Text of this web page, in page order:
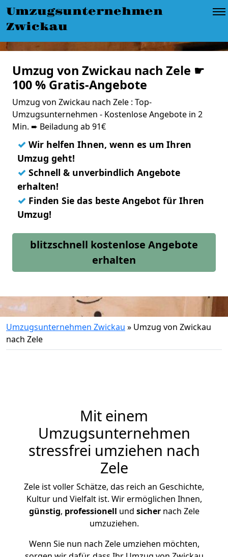
Umzugsunternehmen
Zwickau
Umzug von Zwickau nach Zele ☛
100 % Gratis-Angebote
Umzug von Zwickau nach Zele : Top-
Umzugsunternehmen - Kostenlose Angebote in 2
Min. ➨ Beiladung ab 91€
✓ Wir helfen Ihnen, wenn es um Ihren
Umzug geht!
✓ Schnell & unverbindlich Angebote
erhalten!
✓ Finden Sie das beste Angebot für Ihren
Umzug!
blitzschnell kostenlose Angebote
erhalten
Umzugsunternehmen Zwickau » Umzug von Zwickau
nach Zele
Mit einem
Umzugsunternehmen
stressfrei umziehen nach
Zele
Zele ist voller Schätze, das reich an Geschichte,
Kultur und Vielfalt ist. Wir ermöglichen Ihnen,
günstig, professionell und sichernach Zele
umzuziehen.
Wenn Sie nun nach Zele umziehen möchten,